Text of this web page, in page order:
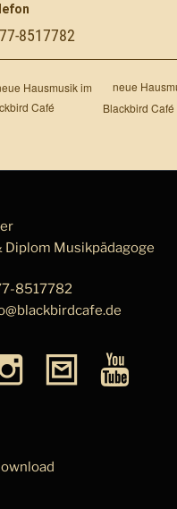
8517782
Hausmusik im
Café
neue
Blackbird Café
Diplom Musik­pä­da­go­ge
8517782